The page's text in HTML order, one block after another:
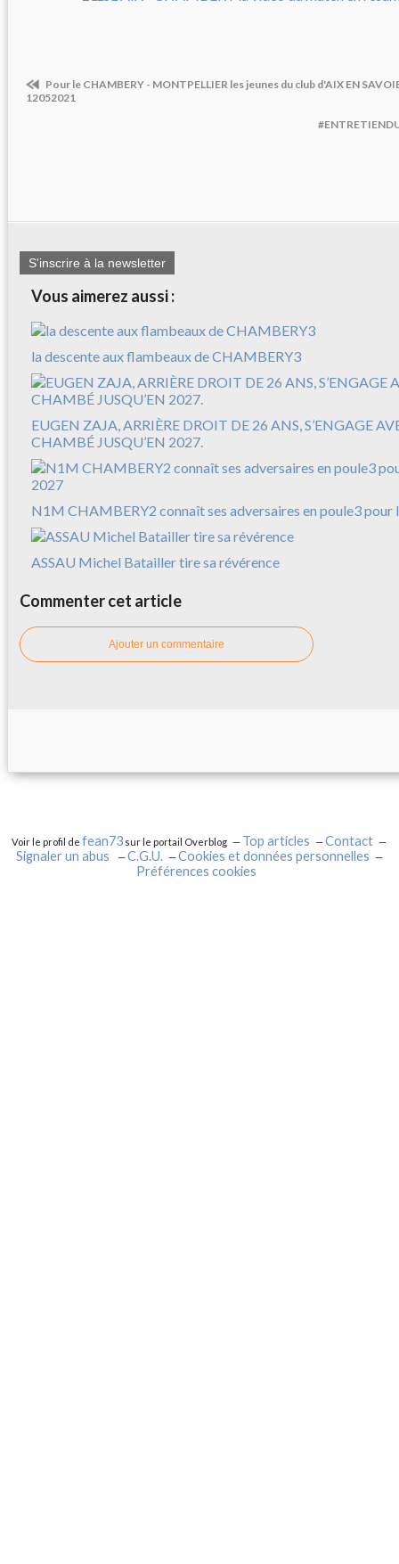
Pour le CHAMBERY - MONTPELLIER les jeunes du club d'AIX EN
12052021
S'inscrire à la newsletter
Vous aimerez aussi :
la descente aux flambeaux de CHAMBERY3
EUGEN ZAJA, ARRIÈRE DROIT DE 26 ANS, S’ENGAGE
CHAMBÉ JUSQU’EN 2027.
N1M CHAMBERY2 connaît ses adversaires en poule3 pour
ASSAU Michel Batailler tire sa révérence
Commenter cet article
Ajouter un commentaire
Voir le profil defean73 sur le portail Overblog Top articles
Contact
Signaler un abus
C.G.U.
Cookies et données personnelles
Préférences cookies